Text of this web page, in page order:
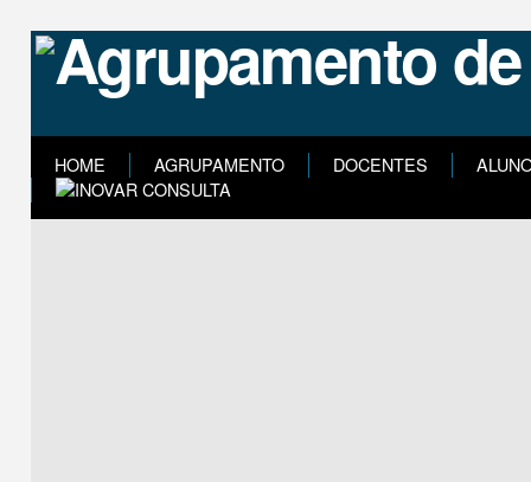
HOME AGRUPAMENTO DOCENTES